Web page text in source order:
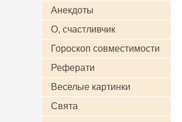
Анекдоты
О, счастливчик
Гороскоп совместимости
Реферати
Веселые картинки
Свята